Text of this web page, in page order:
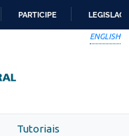
PARTICIPE
ENGLISH
Tutoriais